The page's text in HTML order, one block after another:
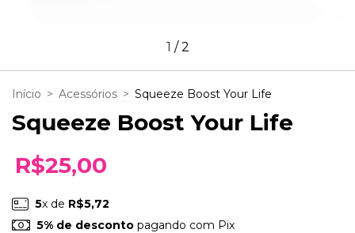
1 /2
Início > Acessórios > Squeeze Boost Your Life
Squeeze Boost Your Life
R$25,00
5x de R$5,72
5% de desconto pagando com Pix